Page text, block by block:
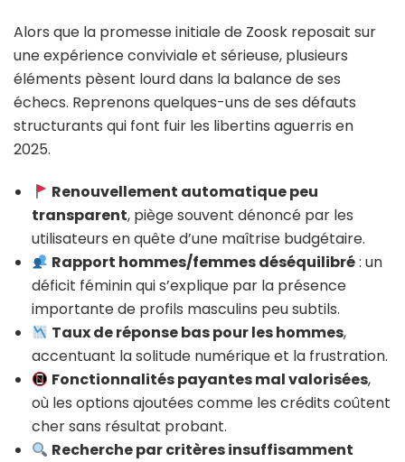
Alors que la promesse initiale de Zoosk reposait sur
une expérience conviviale et sérieuse, plusieurs
éléments pèsent lourd dans la balance de ses
échecs. Reprenons quelques-uns de ses défauts
structurants qui font fuir les libertins aguerris en
2025.
Renouvellement automatique peu
transparent, piège souvent dénoncé par les
utilisateurs en quête d’une maîtrise budgétaire.
Rapport hommes/femmes déséquilibré: un
déficit féminin qui s’explique par la présence
importante de profils masculins peu subtils.
Taux de réponse bas pour les hommes,
accentuant la solitude numérique et la frustration.
Fonctionnalités payantes mal valorisées,
où les options ajoutées comme les crédits coûtent
cher sans résultat probant.
Recherche par critères insuffisamment